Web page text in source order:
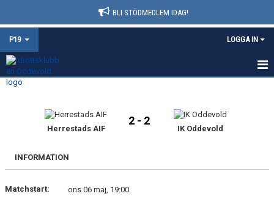
BLI STÖDMEDLEM IDAG!
P19 LOGGA IN
HEM
MATCHER
TRUPPEN
Herrestads AIF
2 - 2
IK Oddevold
INFORMATION
Matchstart:
ons 06 maj, 19:00